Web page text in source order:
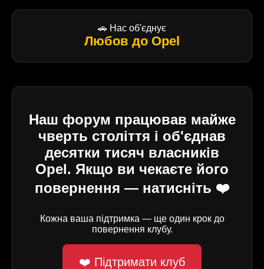
🚗 Нас об'єднує
Любов до Opel
Наш форум працював майже
чверть століття і об'єднав
десятки тисяч власників
Opel. Якщо ви чекаєте його
повернення — натисніть ❤️
Кожна ваша підтримка — ще один крок до
повернення клубу.
❤️ Підтримати клуб